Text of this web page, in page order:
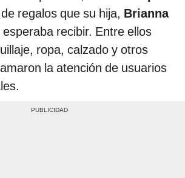
regalos que su hija, Brianna
esperaba recibir. Entre ellos
ropa, calzado y otros
la atención de usuarios